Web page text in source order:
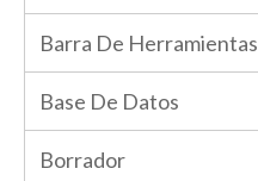
Barra De Herramientas
Base De Datos
Borrador